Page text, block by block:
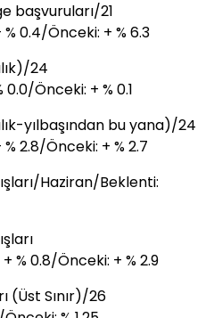
başvuruları/21
0.4/Önceki: + % 6.3
24
Önceki: + % 0.1
yılbaşından bu yana)/24
2.8/Önceki: + % 2.7
Haziran/Beklenti:
% 0.8/Önceki: + % 2.9
(Üst Sınır)/26